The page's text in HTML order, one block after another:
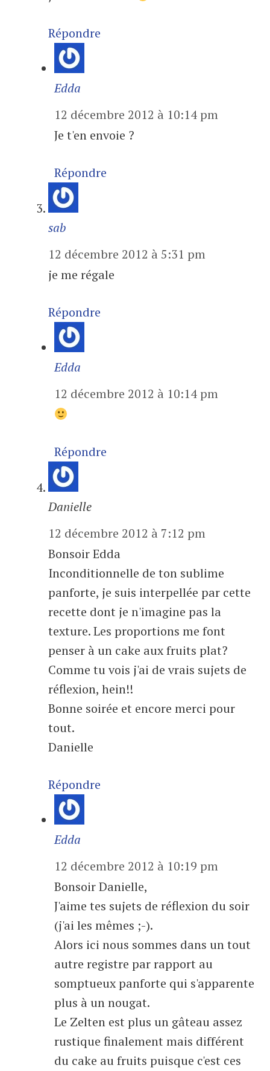
Répondre
Edda
12 décembre 2012 à 10:14 pm
Je t'en envoie ?
Répondre
sab
12 décembre 2012 à 5:31 pm
je me régale
Répondre
Edda
12 décembre 2012 à 10:14 pm
Répondre
Danielle
12 décembre 2012 à 7:12 pm
Bonsoir Edda
Inconditionnelle de ton sublime
panforte, je suis interpellée par cette
recette dont je n'imagine pas la
texture. Les proportions me font
penser à un cake aux fruits plat?
Comme tu vois j'ai de vrais sujets de
réflexion, hein!!
Bonne soirée et encore merci pour
tout.
Danielle
Répondre
Edda
12 décembre 2012 à 10:19 pm
Bonsoir Danielle,
J'aime tes sujets de réflexion du soir
(j'ai les mêmes ;-).
Alors ici nous sommes dans un tout
autre registre par rapport au
somptueux panforte qui s'apparente
plus à un nougat.
Le Zelten est plus un gâteau assez
rustique finalement mais différent
du cake au fruits puisque c'est ces